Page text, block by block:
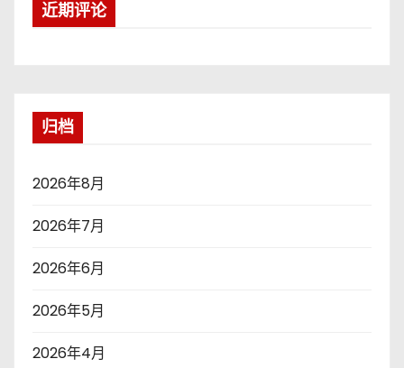
近期评论
归档
2026年8月
2026年7月
2026年6月
2026年5月
2026年4月